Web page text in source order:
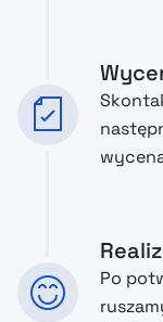
Po